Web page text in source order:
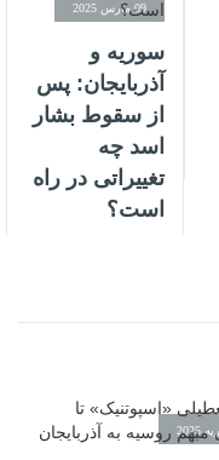
09 مارس 2025
سوریه و
آذربایجان: پس
از سقوط بشار
اسد چه
تغییراتی در راه
است؟